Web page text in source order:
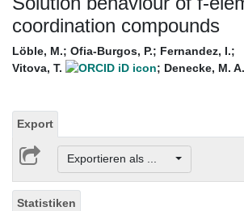
coordination compounds
Löble, M.; Ofia-Burgos, P.; Fernandez, I.;
Vitova, T.
; Denecke, M. A.
Export
Exportieren als ...
Statistiken